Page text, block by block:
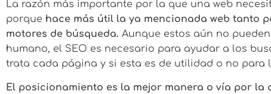
La razón más importante por la que una web
porque hace más útil la ya mencionada web tanto
motores de búsqueda. Aunque estos aún no
humano, el SEO es necesario para ayudar a los
trata cada página y si esta es de utilidad o no para
El posicionamiento es la mejor manera o vía por